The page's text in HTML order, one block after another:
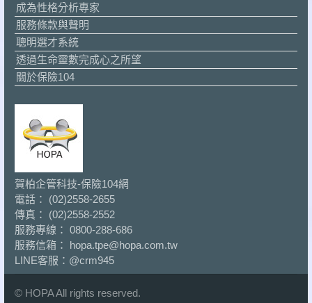
成為性格分析專家
服務條款與聲明
聰明選才系統
透過生命靈數完成心之所望
關於保險104
賀柏企管科技-保險104網
電話： (02)2558-2655
傳真： (02)2558-2552
服務專線： 0800-288-686
服務信箱： hopa.tpe@hopa.com.tw
LINE客服： @crm945
© HOPA All rights reserved.